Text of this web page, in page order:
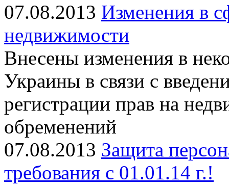
07.08.2013 Изменения в
недвижимости
Внесены изменения в
Украины в связи с
регистрации прав на
обременений
07.08.2013 Защита
требования с 01.01.14 г.!